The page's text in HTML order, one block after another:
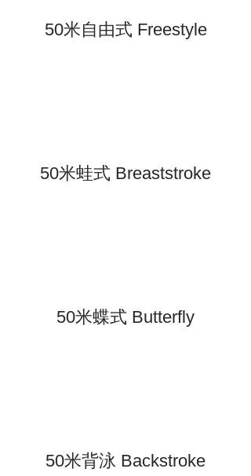
50米自由式 Freestyle
50米蛙式 Breaststroke
50米蝶式 Butterfly
50米背泳 Backstroke